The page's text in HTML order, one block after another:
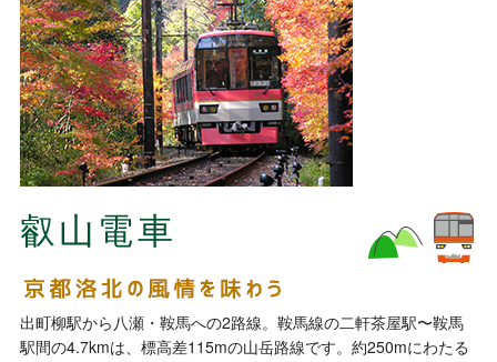
叡山電車
出町柳駅から八瀬・鞍馬への2路線。鞍馬線の二軒茶屋駅〜鞍馬
駅間の4.7kmは、標高差115mの山岳路線です。約250mにわたる